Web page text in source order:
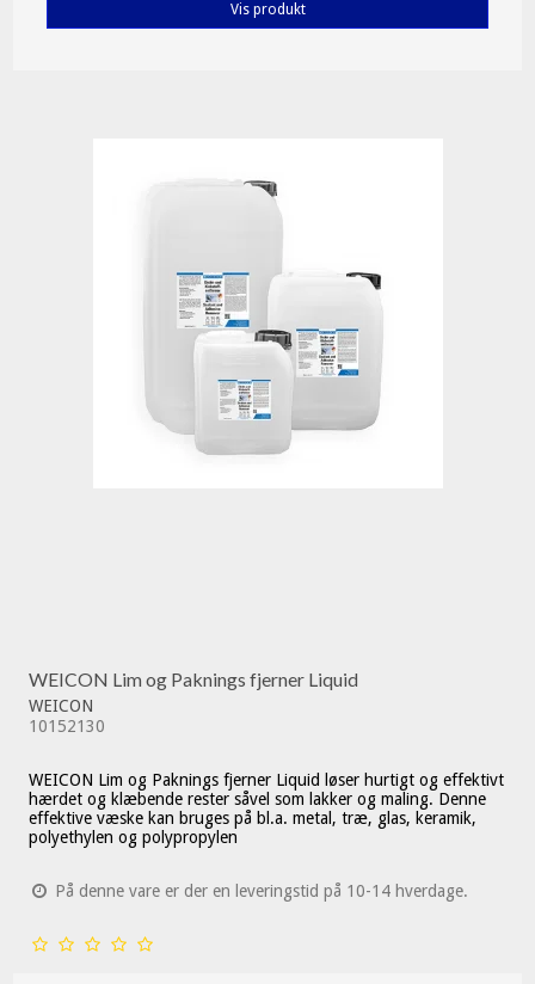
Vis produkt
WEICON Lim og Paknings fjerner Liquid
WEICON
10152130
WEICON Lim og Paknings fjerner Liquid løser hurtigt og effektivt
hærdet og klæbende rester såvel som lakker og maling. Denne
effektive væske kan bruges på bl.a. metal, træ, glas, keramik,
polyethylen og polypropylen
På denne vare er der en leveringstid på 10-14 hverdage.